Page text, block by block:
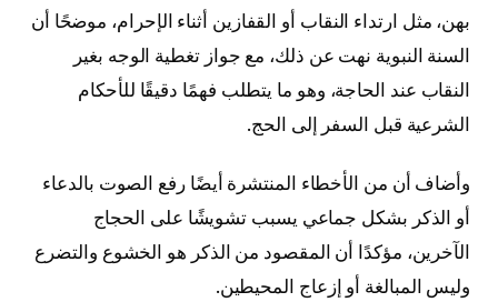
بهن، مثل ارتداء النقاب أو القفازين أثناء الإحرام، موضحًا أن
السنة النبوية نهت عن ذلك، مع جواز تغطية الوجه بغير
النقاب عند الحاجة، وهو ما يتطلب فهمًا دقيقًا للأحكام
الشرعية قبل السفر إلى الحج.
وأضاف أن من الأخطاء المنتشرة أيضًا رفع الصوت بالدعاء
أو الذكر بشكل جماعي يسبب تشويشًا على الحجاج
الآخرين، مؤكدًا أن المقصود من الذكر هو الخشوع والتضرع
وليس المبالغة أو إزعاج المحيطين.